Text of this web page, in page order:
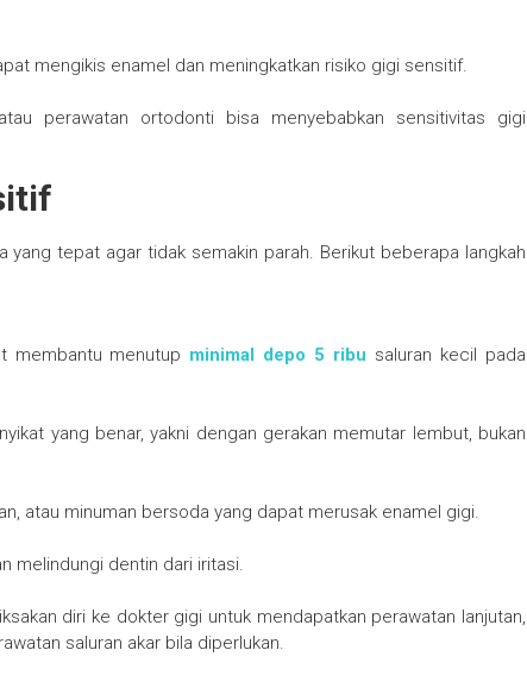
mengikis enamel dan meningkatkan risiko gigi sensitif.
perawatan ortodonti bisa menyebabkan sensitivitas gigi
tepat agar tidak semakin parah. Berikut beberapa langkah
membantu menutup minimal depo 5 ribu saluran kecil pada
yang benar, yakni dengan gerakan memutar lembut, bukan
atau minuman bersoda yang dapat merusak enamel gigi.
melindungi dentin dari iritasi.
diri ke dokter gigi untuk mendapatkan perawatan lanjutan,
saluran akar bila diperlukan.